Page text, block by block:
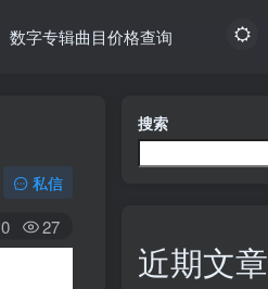
数字专辑曲目价格查询
私信
0 27
搜索
近期文章